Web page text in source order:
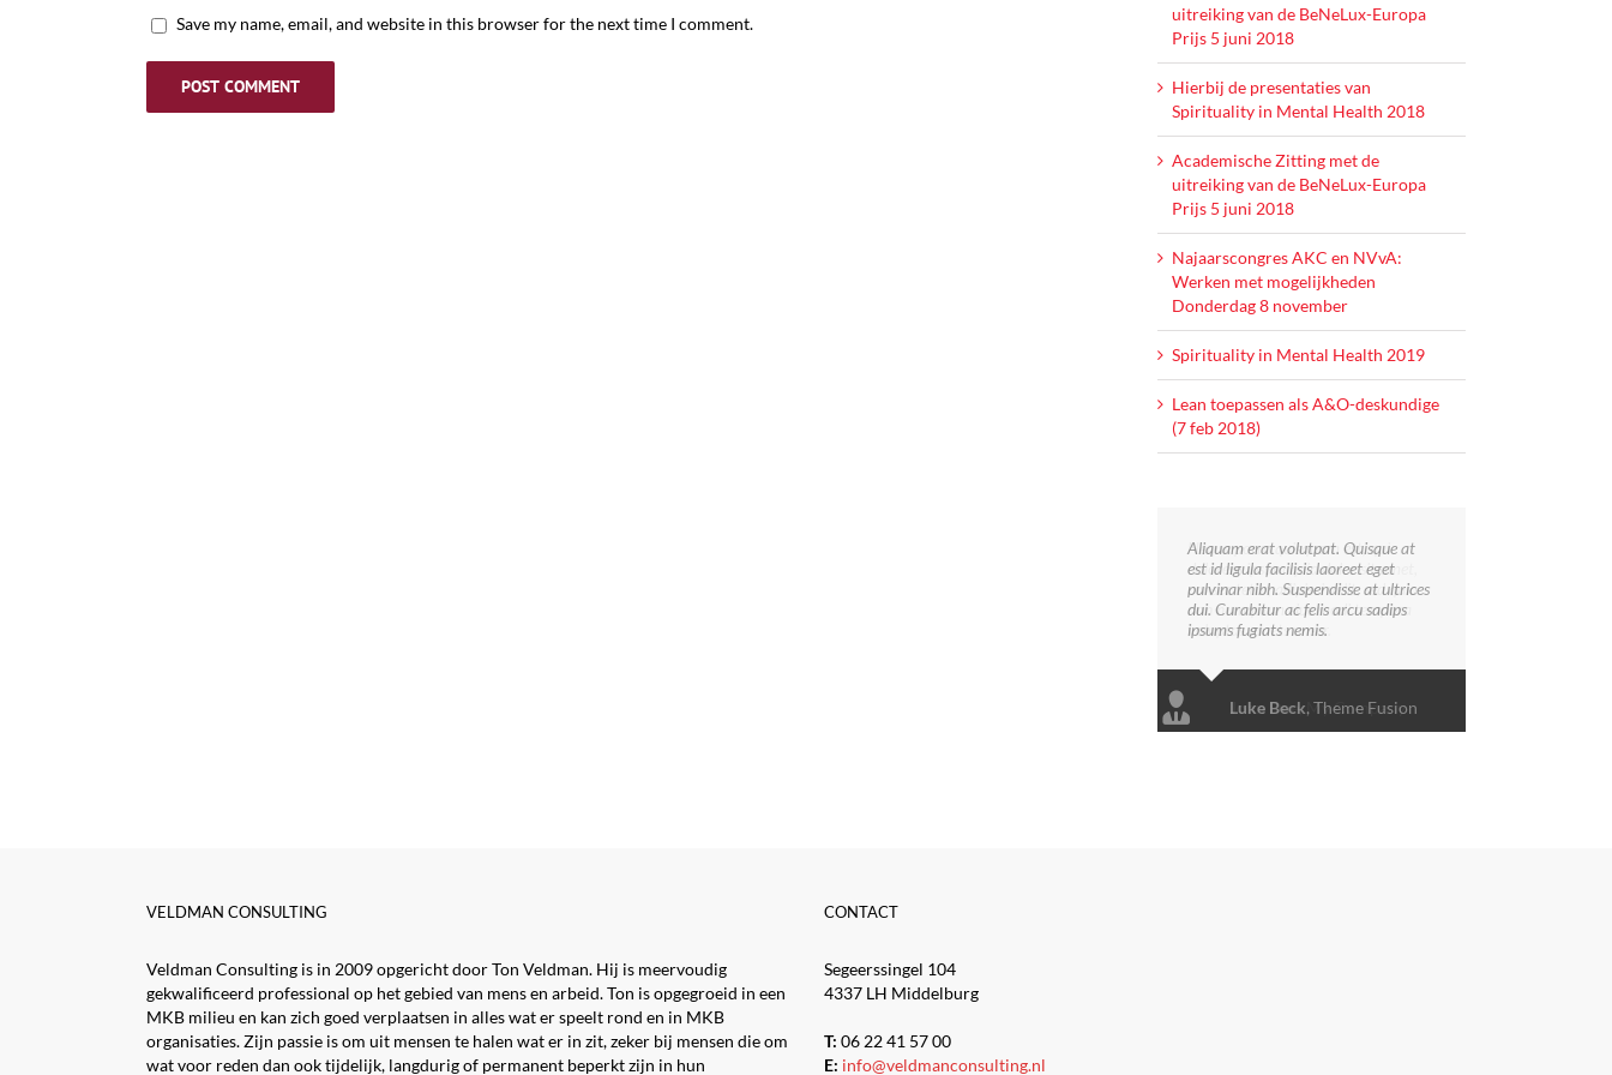
Save my name, email, and website in this browser for the next time I comment.
uitreiking van de BeNeLux-Europa
Prijs 5 juni 2018
Hierbij de presentaties van
Spirituality in Mental Health 2018
Academische Zitting met de
uitreiking van de BeNeLux-Europa
Prijs 5 juni 2018
Najaarscongres AKC en NVvA:
Werken met mogelijkheden
Donderdag 8 november
Spirituality in Mental Health 2019
Lean toepassen als A&O-deskundige
(7 feb 2018)
Aliquam erat volutpat. Quisque at
est id ligula facilisis laoreet eget
pulvinar nibh. Suspendisse at ultrices
dui. Curabitur ac felis arcu sadips
ipsums fugiats nemis.
Luke Beck, Theme Fusion
VELDMAN CONSULTING
Veldman Consulting is in 2009 opgericht door Ton Veldman. Hij is meervoudig
gekwalificeerd professional op het gebied van mens en arbeid. Ton is opgegroeid in een
MKB milieu en kan zich goed verplaatsen in alles wat er speelt rond en in MKB
organisaties. Zijn passie is om uit mensen te halen wat er in zit, zeker bij mensen die om
wat voor reden dan ook tijdelijk, langdurig of permanent beperkt zijn in hun
CONTACT
Segeerssingel 104
4337 LH Middelburg
T: 06 22 41 57 00
E: info@veldmanconsulting.nl